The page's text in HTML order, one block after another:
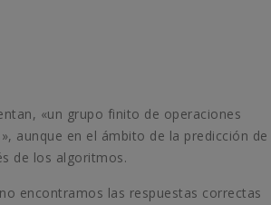
«un grupo finito de operaciones
aunque en el ámbito de la predicción de
de los algoritmos.
encontramos las respuestas correctas